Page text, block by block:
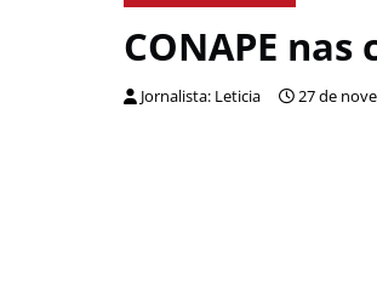
CONAPE
Jornalista: Leticia 27 de